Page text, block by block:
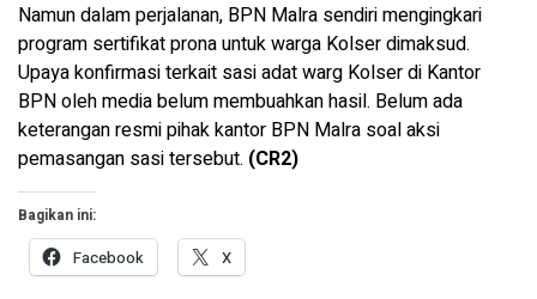
Namun dalam perjalanan, BPN Malra sendiri mengingkari
program sertifikat prona untuk warga Kolser dimaksud.
Upaya konfirmasi terkait sasi adat warg Kolser di Kantor
BPN oleh media belum membuahkan hasil. Belum ada
keterangan resmi pihak kantor BPN Malra soal aksi
pemasangan sasi tersebut. (CR2)
Bagikan ini:
Facebook X